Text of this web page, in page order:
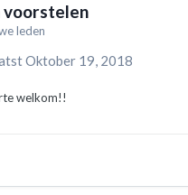
voorstelen
leden
Oktober 19, 2018
welkom!!